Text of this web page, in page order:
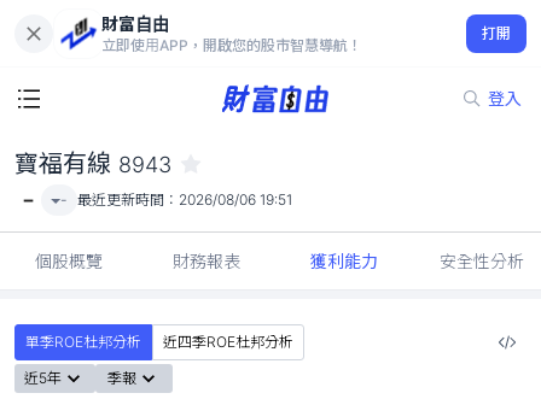
財富自由
立即使用APP，開啟您的股市智慧導航！
打開
登入
-
寶福有線 8943
- - 最近更新時間： 2026/08/06 19:51
個股概覽 財務報表 獲利能力 安全性分析
單季ROE杜邦分析
近四季ROE杜邦分析
近5年
季報